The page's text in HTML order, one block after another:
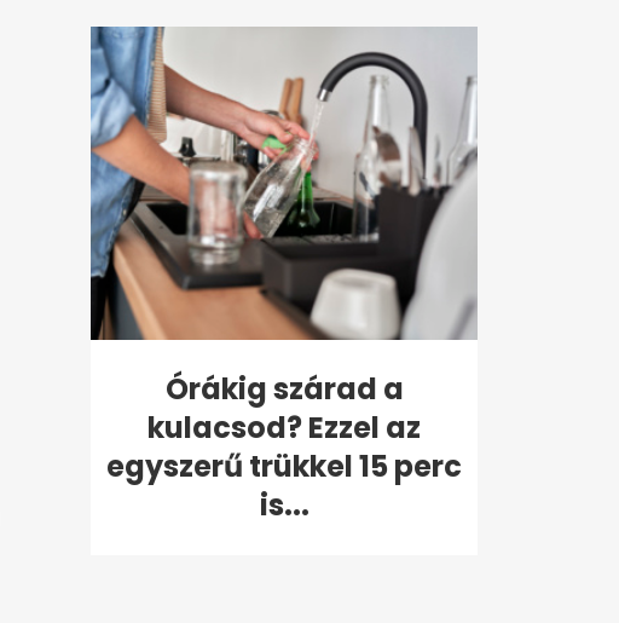
Órákig szárad a
kulacsod? Ezzel az
egyszerű trükkel 15 perc
is...